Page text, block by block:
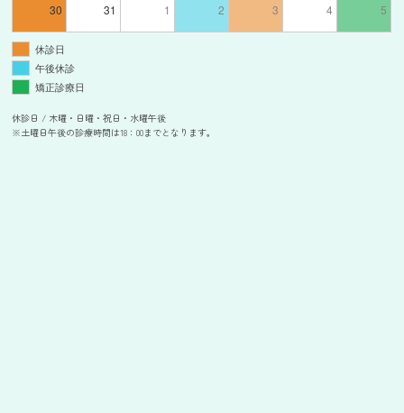
30 31 1 2 3 4 5
休診日
午後休診
矯正診療日
休診日 / 木曜・日曜・祝日・水曜午後
※土曜日午後の診療時間は18：00までとなります。